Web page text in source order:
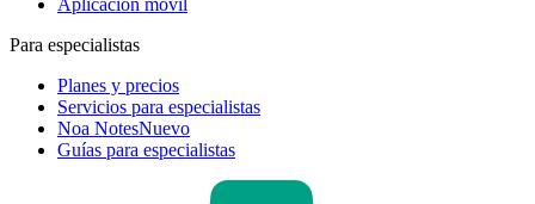
Aplicación móvil
Para especialistas
Planes y precios
Servicios para especialistas
Noa NotesNuevo
Guías para especialistas